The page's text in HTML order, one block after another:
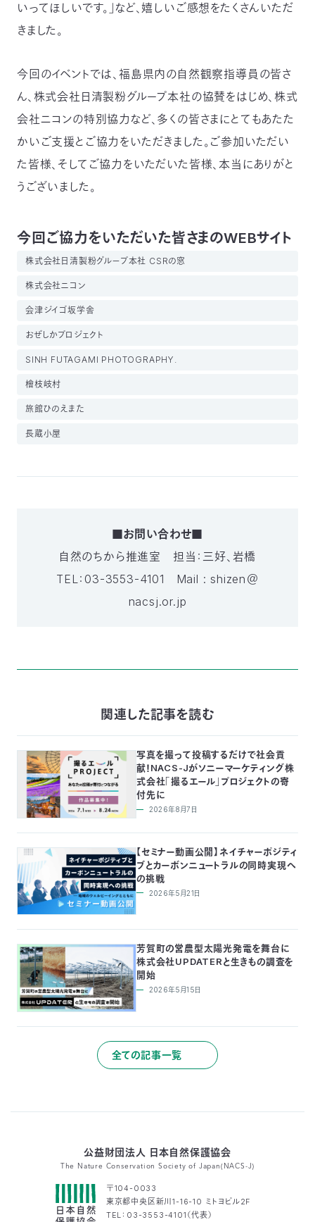
いってほしいです。」など、嬉しいご感想をたくさんいただ
きました。
今回のイベントでは、福島県内の自然観察指導員の皆さ
ん、株式会社日清製粉グループ本社の協賛をはじめ、株式
会社ニコンの特別協力など、多くの皆さまにとてもあたた
かいご支援とご協力をいただきました。ご参加いただい
た皆様、そしてご協力をいただいた皆様、本当にありがと
うございました。
今回ご協力をいただいた皆さまのWEBサイト
株式会社日清製粉グループ本社 CSRの窓
株式会社ニコン
会津ジイゴ坂学舎
おぜしかプロジェクト
SINH FUTAGAMI PHOTOGRAPHY.
檜枝岐村
旅館ひのえまた
長蔵小屋
■お問い合わせ■
自然のちから推進室 担当：三好、岩橋
TEL：03-3553-4101 Mail : shizen＠
nacsj.or.jp
関連した記事を読む
写真を撮って投稿するだけで社会貢
献！NACS-Jがソニーマーケティング株
式会社「撮るエール」プロジェクトの寄
付先に
2026年8月7日
【セミナー動画公開】ネイチャーポジティ
ブとカーボンニュートラルの同時実現へ
の挑戦
2026年5月21日
芳賀町の営農型太陽光発電を舞台に
株式会社UPDATERと生きもの調査を
開始
2026年5月15日
全ての記事一覧
公益財団法人 日本自然保護協会
The Nature Conservation Society of Japan(NACS-J)
〒104-0033
東京都中央区新川1-16-10 ミトヨビル2F
TEL：03-3553-4101（代表）